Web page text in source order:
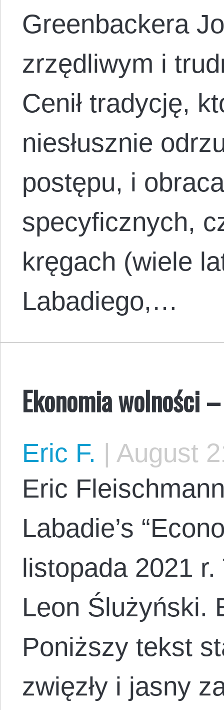
Greenbackera
zrzędliwym i
Cenił tradycję,
niesłusznie
postępu, i
specyficznych,
kręgach (wiele
Labadiego,…
Ekonomia wolności
Eric F. | August
Eric
Labadie’s
listopada 2021 r.
Leon Ślużyński.
Poniższy tekst
zwięzły i jasny